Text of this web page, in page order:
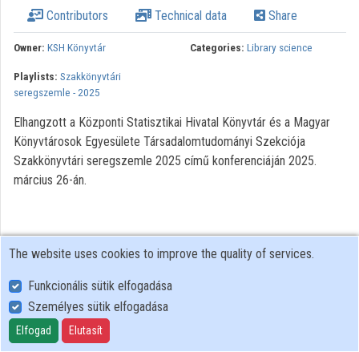
Organizations
Contributors Technical data Share
Owner: KSH Könyvtár Categories: Library science
Playlists: Szakkönyvtári
seregszemle - 2025
Elhangzott a Központi Statisztikai Hivatal Könyvtár és a Magyar
Könyvtárosok Egyesülete Társadalomtudományi Szekciója
Szakkönyvtári seregszemle 2025 című konferenciáján 2025.
március 26-án.
User Policy
Adatkezelési tájékoztató (en)
Cookie Policy
The website uses cookies to improve the quality of services.
Funkcionális sütik elfogadása
Személyes sütik elfogadása
Elfogad Elutasít